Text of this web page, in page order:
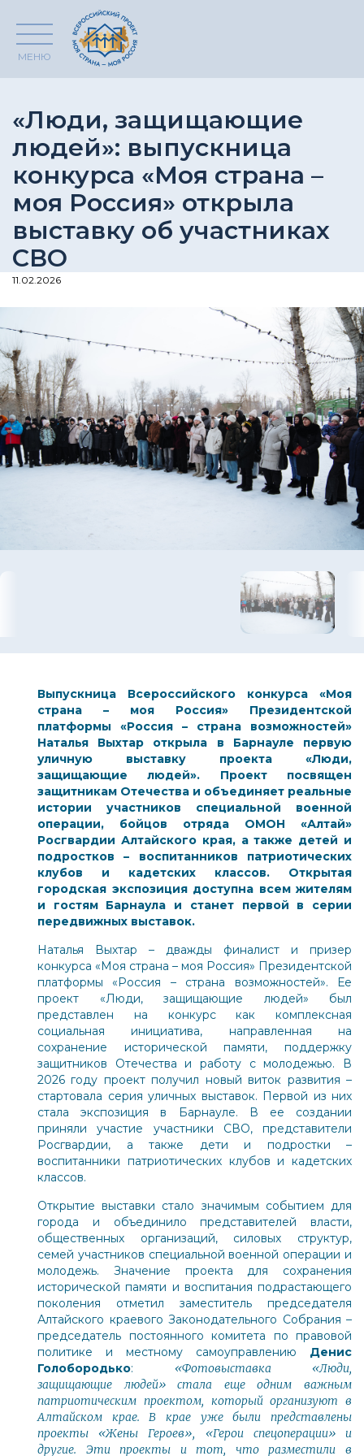
МЕНЮ
«Люди, защищающие
людей»: выпускница
конкурса «Моя страна –
моя Россия» открыла
выставку об участниках
СВО
11.02.2026
Выпускница Всероссийского конкурса «Моя
страна – моя Россия» Президентской
платформы «Россия – страна возможностей»
Наталья Выхтар открыла в Барнауле первую
уличную выставку проекта «Люди,
защищающие людей». Проект посвящен
защитникам Отечества и объединяет реальные
истории участников специальной военной
операции, бойцов отряда ОМОН «Алтай»
Росгвардии Алтайского края, а также детей и
подростков – воспитанников патриотических
клубов и кадетских классов. Открытая
городская экспозиция доступна всем жителям
и гостям Барнаула и станет первой в серии
передвижных выставок.
Наталья Выхтар – дважды финалист и призер
конкурса «Моя страна – моя Россия» Президентской
платформы «Россия – страна возможностей». Ее
проект «Люди, защищающие людей» был
представлен на конкурс как комплексная
социальная инициатива, направленная на
сохранение исторической памяти, поддержку
защитников Отечества и работу с молодежью. В
2026 году проект получил новый виток развития –
стартовала серия уличных выставок. Первой из них
стала экспозиция в Барнауле. В ее создании
приняли участие участники СВО, представители
Росгвардии, а также дети и подростки –
воспитанники патриотических клубов и кадетских
классов.
Открытие выставки стало значимым событием для
города и объединило представителей власти,
общественных организаций, силовых структур,
семей участников специальной военной операции и
молодежь. Значение проекта для сохранения
исторической памяти и воспитания подрастающего
поколения отметил заместитель председателя
Алтайского краевого Законодательного Собрания –
председатель постоянного комитета по правовой
политике и местному самоуправлению Денис
Голобородько: «Фотовыставка «Люди,
защищающие людей» стала еще одним важным
патриотическим проектом, который организуют в
Алтайском крае. В крае уже были представлены
проекты «Жены Героев», «Герои спецоперации» и
другие. Эти проекты и тот, что разместили в